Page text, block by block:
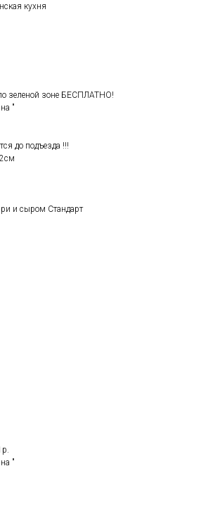
кухня
зеленой зоне БЕСПЛАТНО!
"
до подъезда !!!
и сыром Стандарт
"